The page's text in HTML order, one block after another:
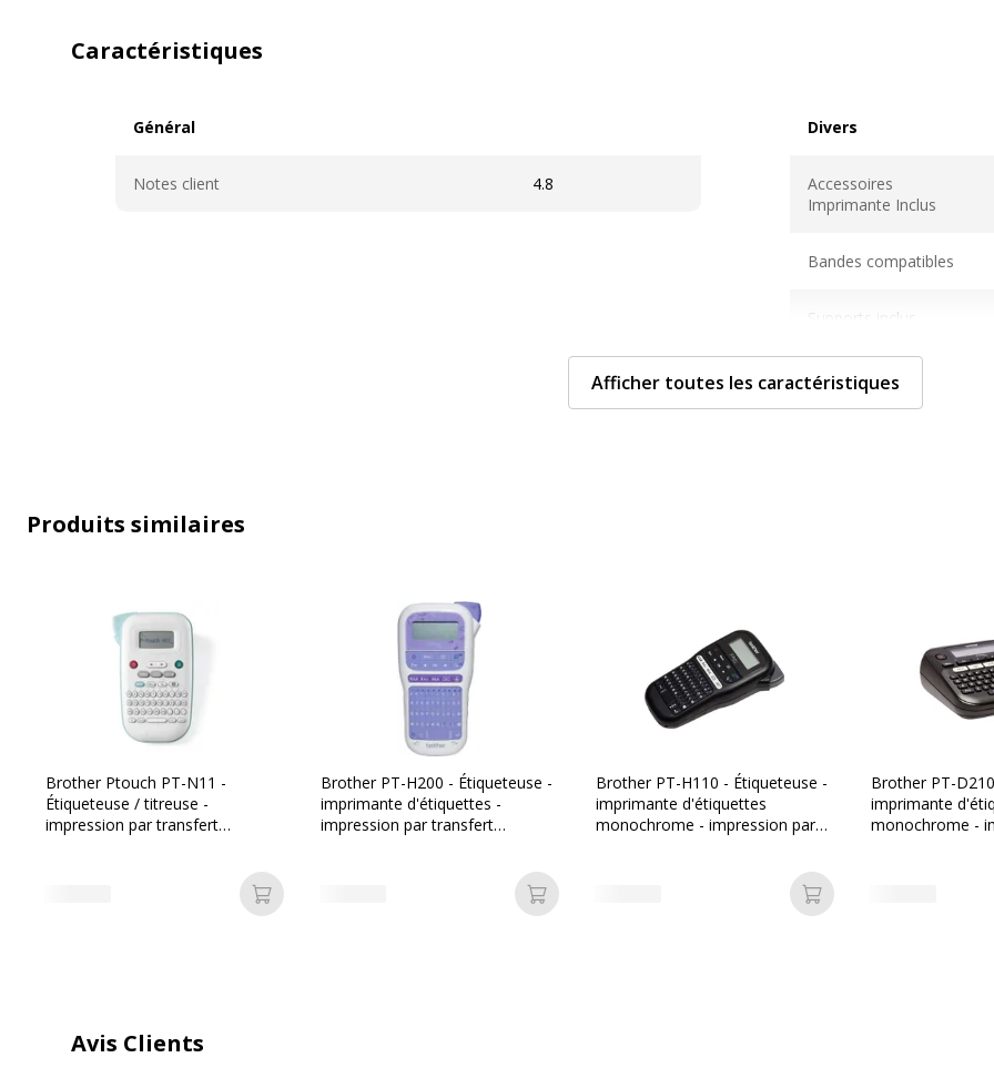
Caractéristiques
Général
Notes client 4.8
Divers
Accessoires
Imprimante Inclus
Bandes compatibles
Supports inclus
Caractéristiques techniques
Classe de taille de
support
Classe de type de
support
Dispositifs intégrés
Clavier de caractères, Écran de
prévisualisation
Fonctions du produit
d'alimentation
Afficher toutes les caractéristiques
Produits similaires
Brother Ptouch PT-N11 -
Étiqueteuse / titreuse -
impression par transfert
Ajouter au panier
Brother PT-H200 - Étiqueteuse -
imprimante d'étiquettes -
impression par transfert
Ajouter au panier
Brother PT-H110 - Étiqueteuse -
imprimante d'étiquettes
monochrome - impression par
Ajouter au panier
Brother PT-
imprimante
monochrome -
Avis Clients